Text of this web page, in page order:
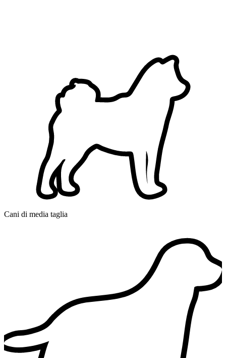
Cani di media taglia